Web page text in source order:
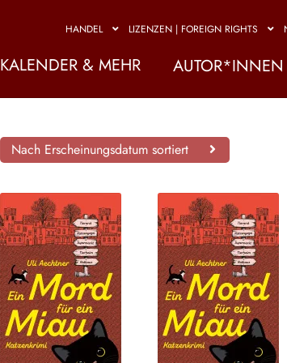
HANDEL LIZENZEN | FOREIGN RIGHTS
KALENDER & MEHR AUTOR*INNEN
Nach Erscheinungsdatum sortiert